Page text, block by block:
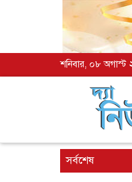
শনিবার, ০৮
সর্বশেষ